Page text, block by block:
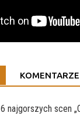
KOMENTARZE
6 najgorszych scen